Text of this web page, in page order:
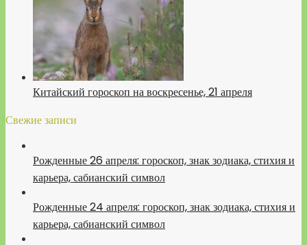
Китайский гороскоп на воскресенье, 21 апреля
Свежие записи
Рожденные 26 апреля: гороскоп, знак зодиака, стихия и
карьера, сабианский символ
Рожденные 24 апреля: гороскоп, знак зодиака, стихия и
карьера, сабианский символ